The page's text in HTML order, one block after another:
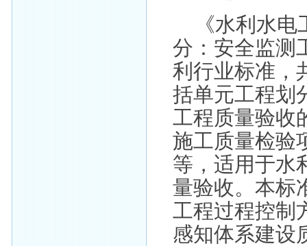
《水利水
分：安全监测
利行业标准，
括单元工程划
工程质量验收
施工质量检验
等，适用于水
量验收。本标
工程过程控制
感知体系建设